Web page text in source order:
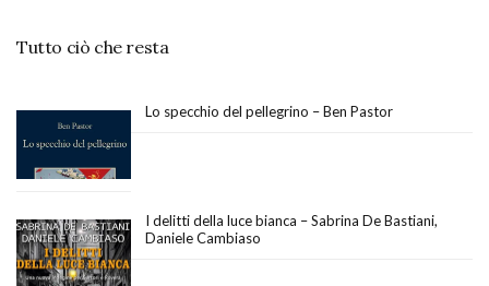
Tutto ciò che resta
Lo specchio del pellegrino – Ben Pastor
I delitti della luce bianca – Sabrina De Bastiani,
Daniele Cambiaso